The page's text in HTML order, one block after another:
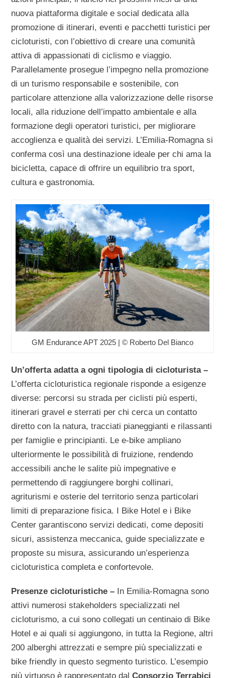
nuova piattaforma digitale e social dedicata alla
promozione di itinerari, eventi e pacchetti turistici per
cicloturisti, con l’obiettivo di creare una comunità
attiva di appassionati di ciclismo e viaggio.
Parallelamente prosegue l’impegno nella promozione
di un turismo responsabile e sostenibile, con
particolare attenzione alla valorizzazione delle risorse
locali, alla riduzione dell’impatto ambientale e alla
formazione degli operatori turistici, per migliorare
accoglienza e qualità dei servizi. L’Emilia-Romagna si
conferma così una destinazione ideale per chi ama la
bicicletta, capace di offrire un equilibrio tra sport,
cultura e gastronomia.
GM Endurance APT 2025 | © Roberto Del Bianco
Un’offerta adatta a ogni tipologia di cicloturista –
L’offerta cicloturistica regionale risponde a esigenze
diverse: percorsi su strada per ciclisti più esperti,
itinerari gravel e sterrati per chi cerca un contatto
diretto con la natura, tracciati pianeggianti e rilassanti
per famiglie e principianti. Le e-bike ampliano
ulteriormente le possibilità di fruizione, rendendo
accessibili anche le salite più impegnative e
permettendo di raggiungere borghi collinari,
agriturismi e osterie del territorio senza particolari
limiti di preparazione fisica. I Bike Hotel e i Bike
Center garantiscono servizi dedicati, come depositi
sicuri, assistenza meccanica, guide specializzate e
proposte su misura, assicurando un’esperienza
cicloturistica completa e confortevole.
Presenze cicloturistiche – In Emilia-Romagna sono
attivi numerosi stakeholders specializzati nel
cicloturismo, a cui sono collegati un centinaio di Bike
Hotel e ai quali si aggiungono, in tutta la Regione, altri
200 alberghi attrezzati e sempre più specializzati e
bike friendly in questo segmento turistico. L’esempio
più virtuoso è rappresentato dalConsorzio Terrabici